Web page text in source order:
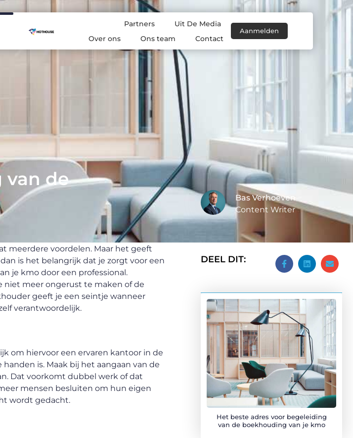
Partners
Uit De Media
Over ons
Ons team Contact
Aanmelden
van de
Bas Verhoeven
Content Writer
meerdere voordelen. Maar het geeft
is het belangrijk dat je zorgt voor een
je kmo door een professional.
niet meer ongerust te maken of de
geeft je een seintje wanneer
verantwoordelijk.
om hiervoor een ervaren kantoor in de
is. Maak bij het aangaan van de
Dat voorkomt dubbel werk of dat
mensen besluiten om hun eigen
wordt gedacht.
DEEL DIT:
Het beste adres voor begeleiding
van de boekhouding van je kmo